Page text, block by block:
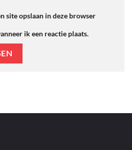
site opslaan in deze browser
ik een reactie plaats.